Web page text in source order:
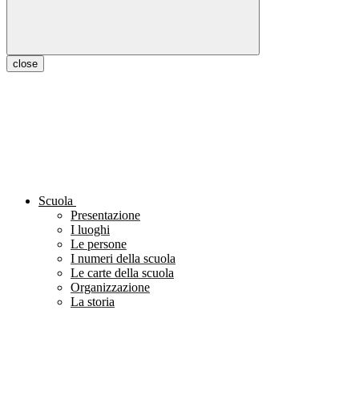
close
Scuola
Presentazione
I luoghi
Le persone
I numeri della scuola
Le carte della scuola
Organizzazione
La storia